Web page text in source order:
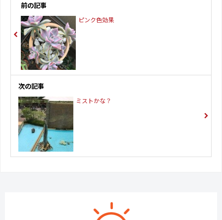
前の記事
ピンク色効果
次の記事
ミストかな？